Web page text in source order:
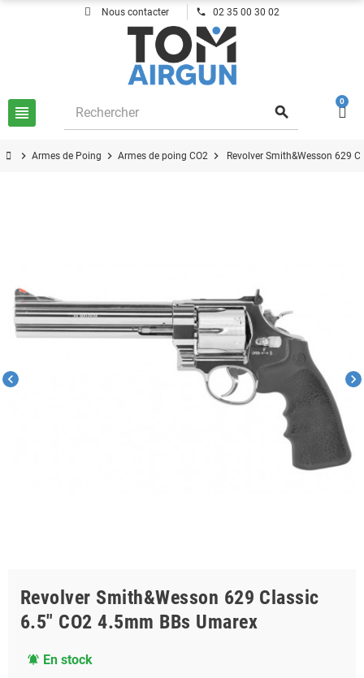
Nous contacter phone 02 35 00 30 02
view_headline search
0
chevron_right Armes de Poing chevron_right Armes de poing CO2 chevron_right Revolver Smith&Wesson 629
chevron_left chevron_right
Revolver Smith&Wesson 629 Classic
6.5" CO2 4.5mm BBs Umarex
notifications_active En stock